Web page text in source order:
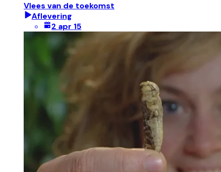
Vlees van de toekomst
Aflevering
2 apr 15